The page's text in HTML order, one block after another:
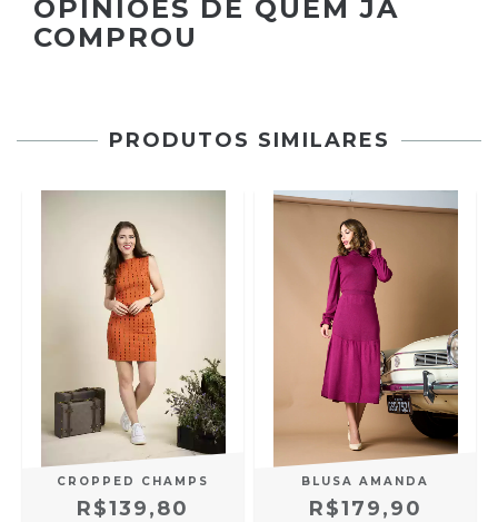
OPINIÕES DE QUEM JÁ
COMPROU
PRODUTOS SIMILARES
CROPPED CHAMPS
R$139,80
BLUSA AMANDA
R$179,90